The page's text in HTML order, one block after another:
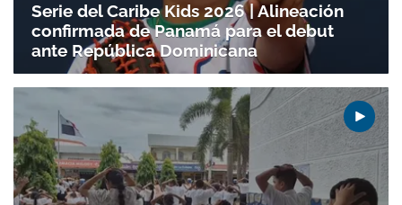
Serie del Caribe Kids 2026 | Alineación
confirmada de Panamá para el debut
ante República Dominicana